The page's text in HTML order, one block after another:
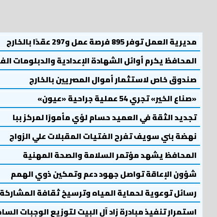
مديرية العمل توفر 895 فرصة عمل و297 عقدًا بالخارج
المحافظ يكرم أوائل الشهادة الإعدادية والدبلومات
صندوق خاص لاستثمار أموال المصريين بالخارج
«صناع الخير» تجري 54 عملية جراحية «عيون»
تجديد الثقة في العميد حسام لؤي مأمورًا لمركز ببا
نهضة بني سويف تفرح الفتيات المقبلات علي الزواج
المحافظ يشهد مؤتمر السلامة والصحة المهنية
شؤون الإعاقة تواصل جهود دعم وتمكين ذوي الهمم
رسائل توعوية لحماية المياه وترسيخ ثقافة المشاركة
استمرار تنفيذ مبادرة زاد آل البيت لتوزيع الوجبات